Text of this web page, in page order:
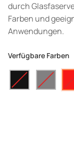
durch
Farben und
Anwendungen.
Verfügbare Farben